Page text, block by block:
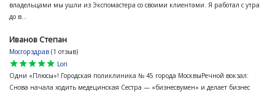
владельцами мы ушли из Экспомастера со своими клиентами. Я работал с утра
до в...
Иванов Степан
Мосгорздрав (1 отзыв)
star
star
star
star
star
Lori
Одни «Плюсы»! Городская поликлиника № 45 города МосквыРечной вокзал:
Снова начала ходить медецинская Сестра — «бизнесвумен» и делает бизнес